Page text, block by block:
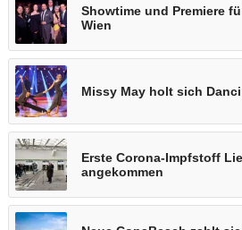
Showtime und Premiere
Wien
Missy May holt sich
Erste Corona-Impfstoff
angekommen